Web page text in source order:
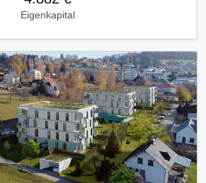
Eigenkapital